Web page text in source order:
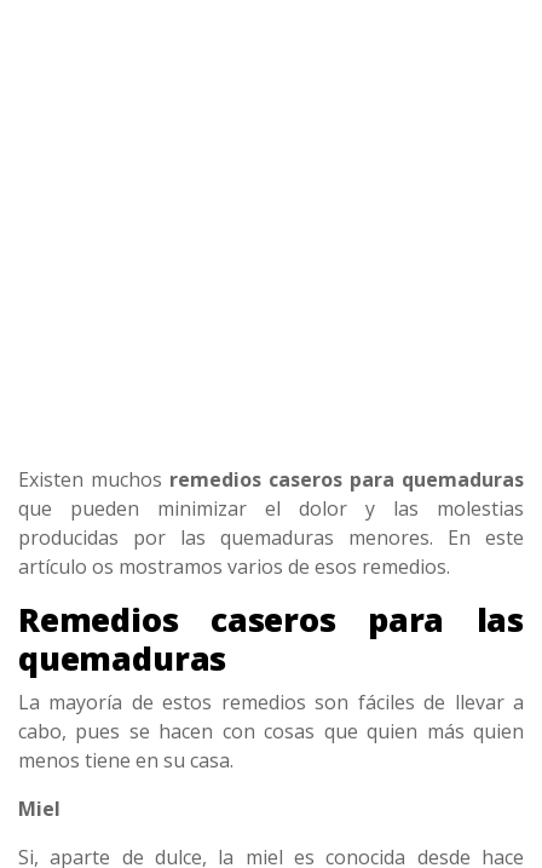
Existen muchos remedios caseros para quemaduras
que pueden minimizar el dolor y las molestias
producidas por las quemaduras menores. En este
artículo os mostramos varios de esos remedios.
Remedios caseros para las
quemaduras
La mayoría de estos remedios son fáciles de llevar a
cabo, pues se hacen con cosas que quien más quien
menos tiene en su casa.
Miel
Si, aparte de dulce, la miel es conocida desde hace